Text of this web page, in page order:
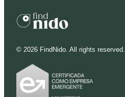
© 2026 FindNido. All rights reserved.